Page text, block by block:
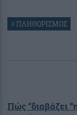
#ΠΛΗΘΩΡΙΣΜΟΣ
Πώς “διαβάζει